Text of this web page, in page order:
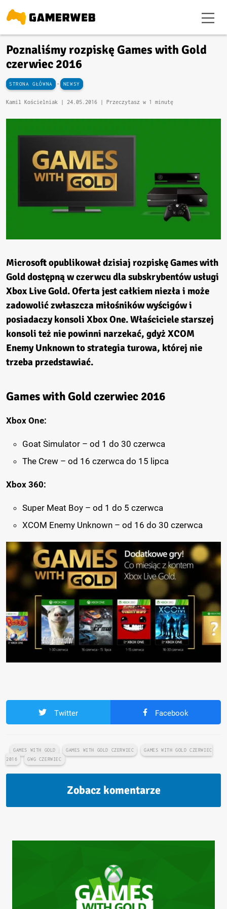
Poznaliśmy rozpiskę Games with Gold
czerwiec 2016
STRONA GŁÓWNA - NEWSY
Kamil Kościelniak | 24.05.2016 | Przeczytasz w 1 minutę
Microsoft opublikował dzisiaj rozpiskę Games with
Gold dostępną w czerwcu dla subskrybentów usługi
Xbox Live Gold. Oferta jest całkiem niezła i może
zadowolić zwłaszcza miłośników wyścigów i
posiadaczy konsoli Xbox One. Właściciele starszej
konsoli też nie powinni narzekać, gdyż XCOM
Enemy Unknown to strategia turowa, której nie
trzeba przedstawiać.
Games with Gold czerwiec 2016
Xbox One:
Goat Simulator – od 1 do 30 czerwca
The Crew – od 16 czerwca do 15 lipca
Xbox 360:
Super Meat Boy – od 1 do 5 czerwca
XCOM Enemy Unknown – od 16 do 30 czerwca
Twitter Facebook
GAMES WITH GOLD GAMES WITH GOLD CZERWIEC
GAMES WITH GOLD CZERWIEC
2016
GWG CZERWIEC
Zobacz komentarze